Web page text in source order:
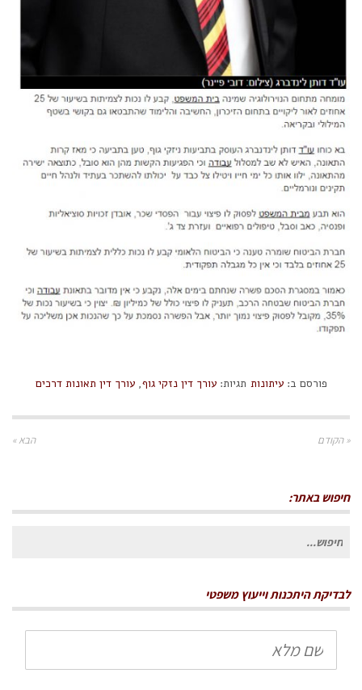
פורסם ב:עיתונות תגיות:עורך דין נזקי גוף,עורך דין תאונות דרכים
« הקודם הבא »
חיפוש באתר:
חיפוש
לבדיקת היתכנות וייעוץ משפטי
שם
מלא